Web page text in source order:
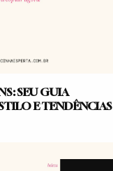
SEU GUIA
E TENDÊNCIAS